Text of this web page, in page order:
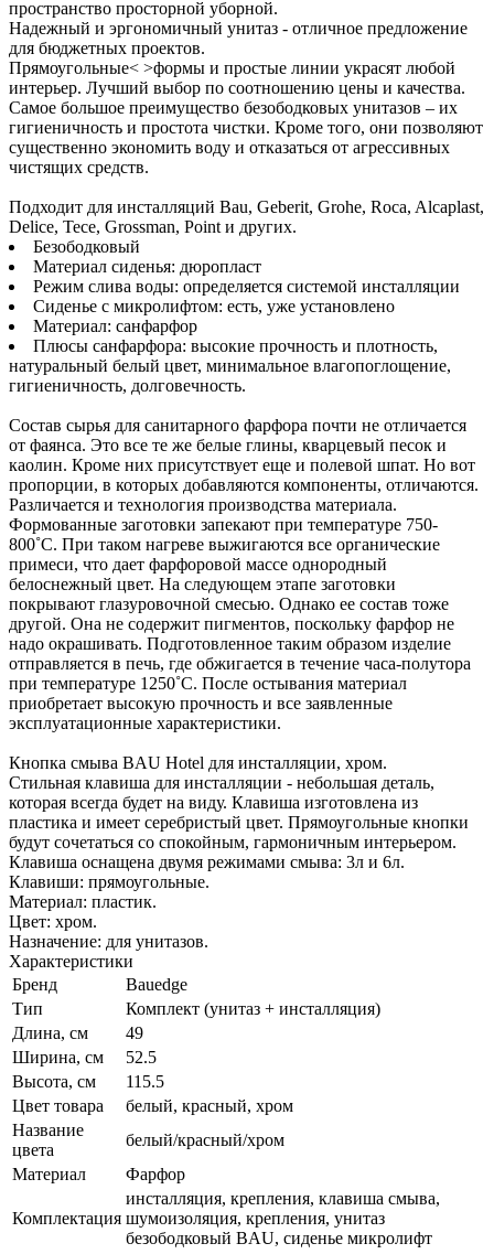
пространство просторной уборной.
Надежный и эргономичный унитаз - отличное предложение
для бюджетных проектов.
Прямоугольные< >формы и простые линии украсят любой
интерьер. Лучший выбор по соотношению цены и качества.
Самое большое преимущество безободковых унитазов – их
гигиеничность и простота чистки. Кроме того, они позволяют
существенно экономить воду и отказаться от агрессивных
чистящих средств.
Подходит для инсталляций Bau, Geberit, Grohe, Roca, Alcaplast,
Delice, Tece, Grossman, Point и других.
Безободковый
Материал сиденья: дюропласт
Режим слива воды: определяется системой инсталляции
Сиденье с микролифтом: есть, уже установлено
Материал: санфарфор
Плюсы санфарфора: высокие прочность и плотность,
натуральный белый цвет, минимальное влагопоглощение,
гигиеничность, долговечность.
Состав сырья для санитарного фарфора почти не отличается
от фаянса. Это все те же белые глины, кварцевый песок и
каолин. Кроме них присутствует еще и полевой шпат. Но вот
пропорции, в которых добавляются компоненты, отличаются.
Различается и технология производства материала.
Формованные заготовки запекают при температуре 750-
800˚С. При таком нагреве выжигаются все органические
примеси, что дает фарфоровой массе однородный
белоснежный цвет. На следующем этапе заготовки
покрывают глазуровочной смесью. Однако ее состав тоже
другой. Она не содержит пигментов, поскольку фарфор не
надо окрашивать. Подготовленное таким образом изделие
отправляется в печь, где обжигается в течение часа-полутора
при температуре 1250˚С. После остывания материал
приобретает высокую прочность и все заявленные
эксплуатационные характеристики.
Кнопка смыва BAU Hotel для инсталляции, хром.
Стильная клавиша для инсталляции - небольшая деталь,
которая всегда будет на виду. Клавиша изготовлена из
пластика и имеет серебристый цвет. Прямоугольные кнопки
будут сочетаться со спокойным, гармоничным интерьером.
Клавиша оснащена двумя режимами смыва: 3л и 6л.
Клавиши: прямоугольные.
Материал: пластик.
Цвет: хром.
Назначение: для унитазов.
Характеристики
Бренд
Bauedge
Тип
Комплект (унитаз + инсталляция)
Длина, см
49
Ширина, см
52.5
Высота, см
115.5
Цвет товара
белый, красный, хром
Название
цвета
белый/красный/хром
Материал
Фарфор
Комплектация
инсталляция, крепления, клавиша смыва,
шумоизоляция, крепления, унитаз
безободковый BAU, сиденье микролифт